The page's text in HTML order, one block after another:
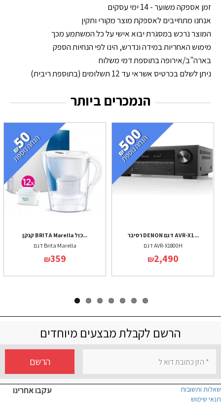
זמן אספקה משוער - 14 ימי עסקים
אנחנו מתחייבים לאספקת מוצר מקורי ותקין
המוצר נרכש במסגרת יבוא אישי על כל המשתמע מכך
מימוש האחריות במידה ונדרש, הינו לפי הנחיות הספק
בארה"ב/אירופה בתוספת דמי משלוח
ניתן לשלם בכרטיס אשראי עד 12 תשלומים (בתוספת ריבית)
הנמכרים ביותר
קנקן BRITA Marella כול...
דגם Brita Marella
₪359
רסיבר DENON דגם AVR-X1...
דגם AVR-X1800H
₪2,490
הרשם לקבלת מבצעים מיוחדים
הרשם
עקבו אחרינו
שאלות ותשובות
תנאי שימוש